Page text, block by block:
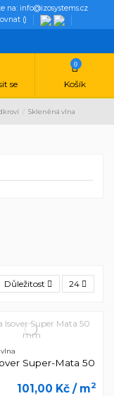
na: info@izosystems.cz
()
se
0
Košík
Skleněná vlna
Důležitost 24
Super-Mata 50
101,00 Kč / m2